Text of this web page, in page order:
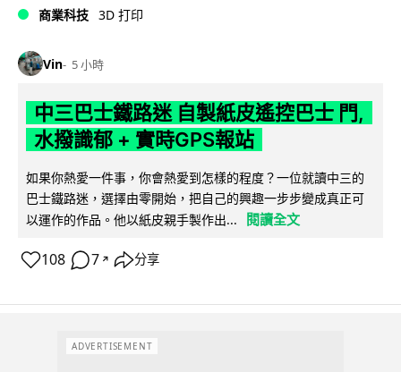
商業科技 3D 打印
Vin 5 小時
中三巴士鐵路迷 自製紙皮遙控巴士 門,
水撥識郁 + 實時GPS報站
如果你熱愛一件事，你會熱愛到怎樣的程度？一位就讀中三的
巴士鐵路迷，選擇由零開始，把自己的興趣一步步變成真正可
以運作的作品。他以紙皮親手製作出...
閱讀全文
108 7 ↗ 分享
ADVERTISEMENT